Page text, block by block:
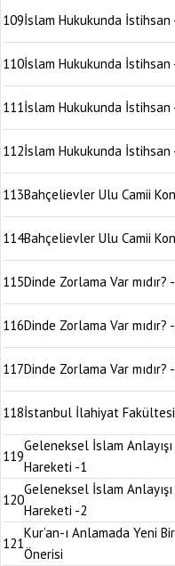
109İslam Hukukunda İstihsan
110İslam Hukukunda İstihsan
111İslam Hukukunda İstihsan
112İslam Hukukunda İstihsan
113Bahçelievler Ulu Camii
114Bahçelievler Ulu Camii
115Dinde Zorlama Var mıdır?
116Dinde Zorlama Var mıdır?
117Dinde Zorlama Var mıdır?
118İstanbul İlahiyat Fakültesi
119
Geleneksel İslam
Hareketi -1
120
Geleneksel İslam
Hareketi -2
121
Kur’an-ı Anlamada Yeni
Önerisi